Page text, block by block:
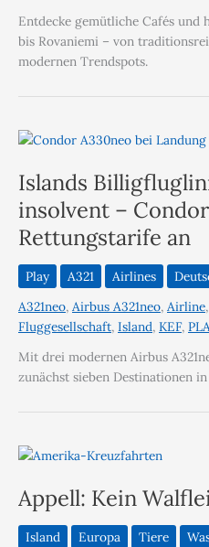
Entdecke gemütliche Cafés und
bis Rovaniemi – von
modernen Trendspots.
Islands
insolvent –
Rettungstarife an
Play A321 Airlines
A321neo, Airbus A321neo, Airline,
Fluggesellschaft, Island, KEF,
Mit drei modernen Airbus
zunächst sieben Destinationen
Appell: Kein
Island Europa Tiere